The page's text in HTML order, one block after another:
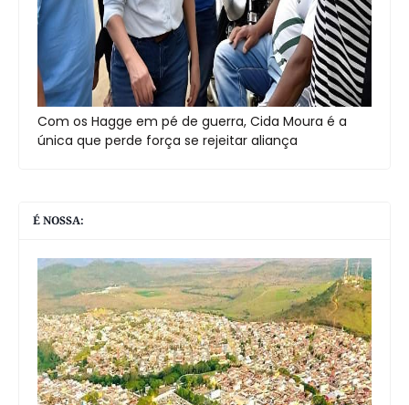
Com os Hagge em pé de guerra, Cida Moura é a
única que perde força se rejeitar aliança
É NOSSA: